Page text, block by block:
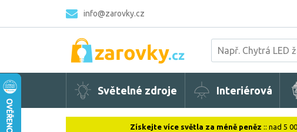
info@zarovky.cz
Světelné zdroje Interiérová
Získejte více světla za méně peněz :: nad 5